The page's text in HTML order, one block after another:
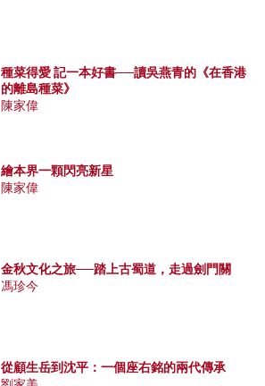
種菜得愛 記一本好書──讀吳燕青的《在香港
的離島種菜》
陳家偉
繪本界一顆閃亮新星
陳家偉
金秋文化之旅──踏上古蜀道，走過劍門關
馮珍今
從顧生岳到沈平：一個座右銘的兩代傳承